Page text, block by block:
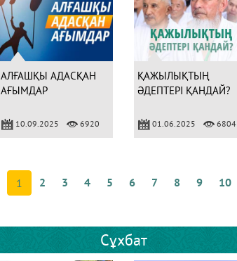
АЛҒАШҚЫ АДАСҚАН
АҒЫМДАР
10.09.2025 6920
ҚАЖЫЛЫҚТЫҢ
ӘДЕПТЕРІ ҚАНДАЙ?
01.06.2025 6804
1 2 3 4 5 6 7 8 9 10
Сұхбат